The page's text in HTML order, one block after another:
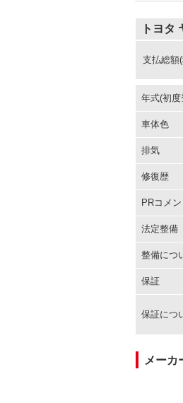
トヨ
支払総額
年式(初度
車体色
排気
修復歴
PRコメン
法定整備
整備につ
保証
保証につ
メーカ